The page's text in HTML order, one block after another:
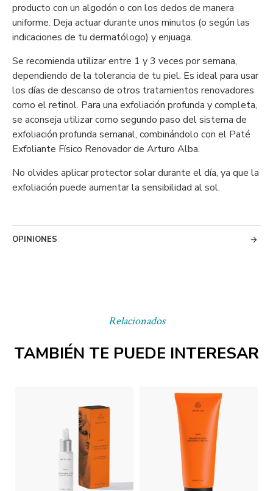
Relacionados
TAMBIÉN TE PUEDE INTERESAR
producto con un algodón o con los dedos de manera
uniforme. Deja actuar durante unos minutos (o según las
indicaciones de tu dermatólogo) y enjuaga.
Se recomienda utilizar entre 1 y 3 veces por semana,
dependiendo de la tolerancia de tu piel. Es ideal para usar
los días de descanso de otros tratamientos renovadores
como el retinol. Para una exfoliación profunda y completa,
se aconseja utilizar como segundo paso del sistema de
exfoliación profunda semanal, combinándolo con el Paté
Exfoliante Físico Renovador de Arturo Alba.
No olvides aplicar protector solar durante el día, ya que la
exfoliación puede aumentar la sensibilidad al sol.
OPINIONES